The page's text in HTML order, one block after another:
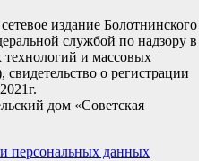
издание Болотнинского
службой по надзору в
и массовых
о регистрации
дом «Советская
персональных данных